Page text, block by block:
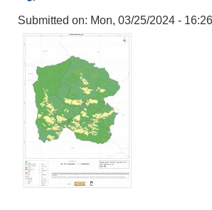
Submitted on: Mon, 03/25/2024 - 16:26